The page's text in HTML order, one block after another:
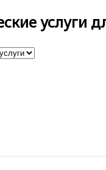
услуги